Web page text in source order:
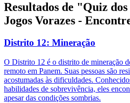
Resultados de "Quiz
Jogos Vorazes -
Distrito 12: Mineração
O Distrito 12 é o distrito de mineração
remoto em Panem. Suas pessoas são
acostumadas às dificuldades.
habilidades de sobrevivência, eles
apesar das condições sombrias.